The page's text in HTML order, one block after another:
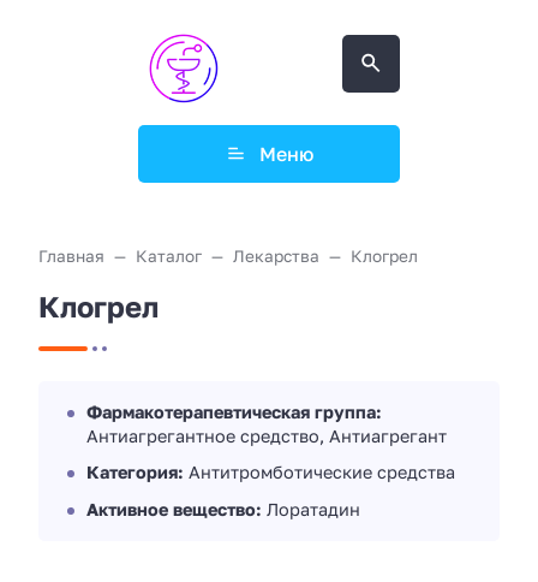
Меню
Главная Каталог Лекарства Клогрел
Клогрел
Фармакотерапевтическая группа:
Антиагрегантное средство, Антиагрегант
Категория: Антитромботические средства
Активное вещество: Лоратадин